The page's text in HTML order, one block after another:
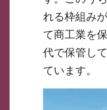
れる枠組み
て商工業を
代で保管し
ています。